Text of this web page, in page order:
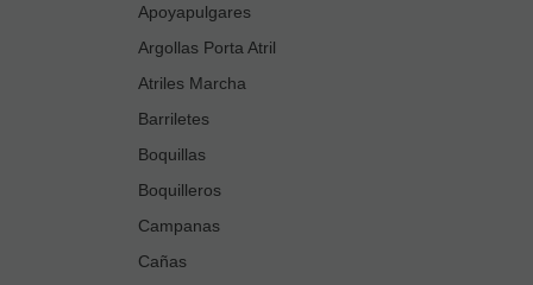
Apoyapulgares
Argollas Porta Atril
Atriles Marcha
Barriletes
Boquillas
Boquilleros
Campanas
Cañas